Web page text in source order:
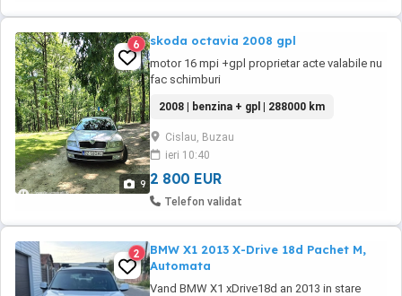
9
6 skoda octavia 2008 gpl
motor 16 mpi +gpl proprietar acte valabile nu
fac schimburi
2008 | benzina + gpl | 288000 km
Cislau, Buzau
ieri 10:40
2 800 EUR
Telefon validat
2
BMW X1 2013 X-Drive 18d Pachet M,
Automata
Vand BMW X1 xDrive18d an 2013 in stare